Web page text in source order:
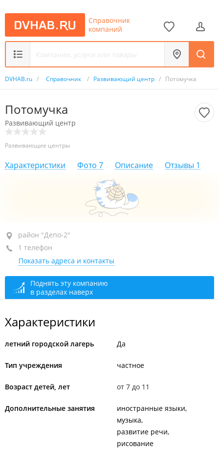
Справочник
компаний
DVHAB.ru / Справочник / Развивающий центр / Потомучка
Потомучка
Развивающий центр
Развивающие центры
Характеристики Фото 7 Описание Отзывы 1
район "Депо-2", ул. Тихоокеанская, 218Б
+7 (4212) 20-82-18
сегодня закрыто
район "Депо-2"
1 телефон
Показать адреса и контакты
Поднять эту компанию
в разделах наверх
Характеристики
летний городской лагерь Да
Тип учреждения частное
Возраст детей, лет от 7 до 11
Дополнительные занятия
иностранные языки
музыка
развитие речи
рисование